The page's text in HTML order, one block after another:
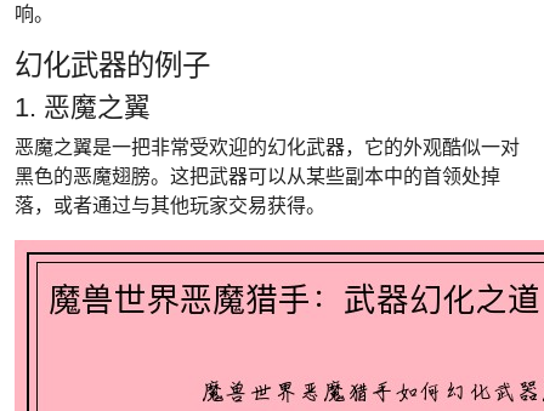
响。
幻化武器的例子
1. 恶魔之翼
恶魔之翼是一把非常受欢迎的幻化武器，它的外观酷似一对
黑色的恶魔翅膀。这把武器可以从某些副本中的首领处掉
落，或者通过与其他玩家交易获得。